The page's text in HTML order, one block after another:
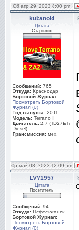
Сб апр 29, 2023 8:00 pm
kubanoid
Цитата
Старожил
Сообщений: 765
Откуда: Краснодар
Бортовой Журнал:
Посмотреть Бортовой
Журнал (0)
Год выпуска: 2001
Модель: Terrano II
Двигатель: 2.7 (TD27ETi
Diesel)
Трансмиссия: мех.
Ср май 03, 2023 12:09 am
LVV1957
Цитата
Посетитель
Сообщений: 94
Откуда: Нефтеюганск
Бортовой Журнал:
Посмотреть Бортовой
Журнал (0)